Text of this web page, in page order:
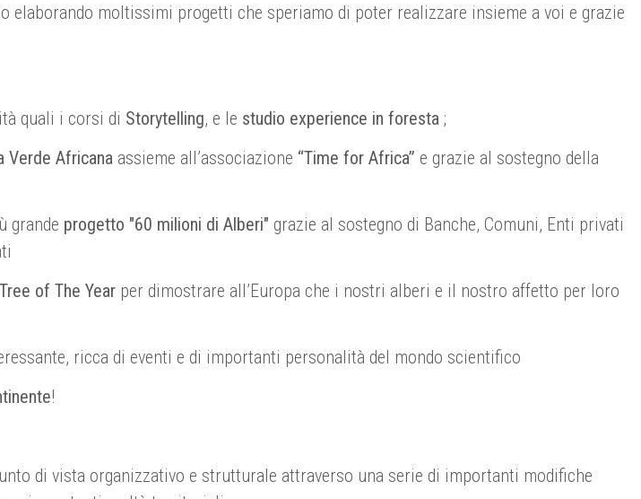
elaborando moltissimi progetti che speriamo di poter realizzare insieme a voi e grazie
quali i corsi di Storytelling, e le studio experience in foresta ;
Verde Africana assieme all’associazione “Time for Africa” e grazie al sostegno della
grande progetto "60 milioni di Alberi" grazie al sostegno di Banche, Comuni, Enti privati
of The Year per dimostrare all’Europa che i nostri alberi e il nostro affetto per loro
ricca di eventi e di importanti personalità del mondo scientifico
!
di vista organizzativo e strutturale attraverso una serie di importanti modifiche